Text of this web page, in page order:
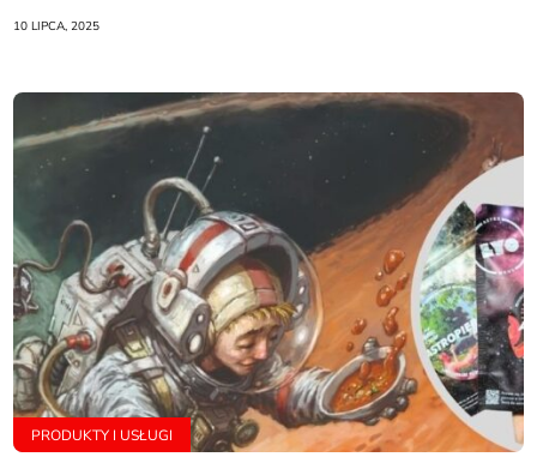
10 LIPCA, 2025
PRODUKTY I USŁUGI